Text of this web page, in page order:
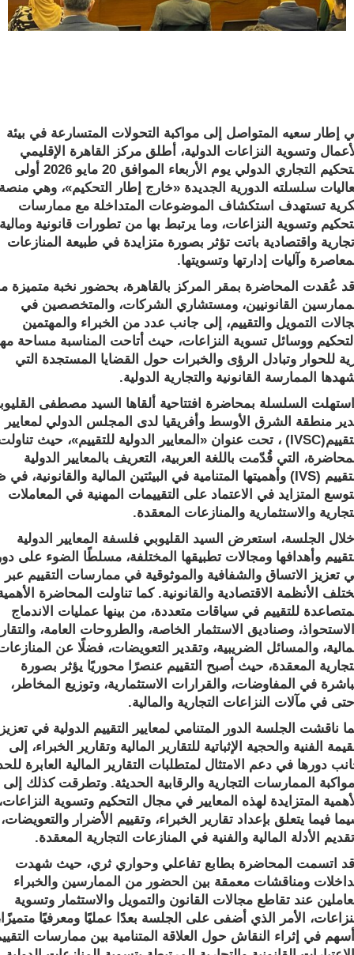
سعيه المتواصل إلى مواكبة التحولات المتسارعة في بيئة
وتسوية النزاعات الدولية، أطلق مركز القاهرة الإقليمي
للتحكيم التجاري الدولي يوم الأربعاء الموافق 20 مايو 2026 أولى
سلسلته الدورية الجديدة «خارج إطار التحكيم»، وهي منصة
تستهدف استكشاف الموضوعات المتداخلة مع ممارسات
وتسوية النزاعات، وما يرتبط بها من تطورات قانونية ومالية
واقتصادية باتت تؤثر بصورة متزايدة في طبيعة المنازعات
وآليات إدارتها وتسويتها.
المحاضرة بمقر المركز بالقاهرة، بحضور نخبة متميزة من
القانونيين، ومستشاري الشركات، والمتخصصين في
التمويل والتقييم، إلى جانب عدد من الخبراء والمهتمين
ووسائل تسوية النزاعات، حيث أتاحت المناسبة مساحة مهنية
وتبادل الرؤى والخبرات حول القضايا المستجدة التي
الممارسة القانونية والتجارية الدولية.
السلسلة بمحاضرة افتتاحية ألقاها السيد مصطفى القليوبي،
الشرق الأوسط وأفريقيا لدى المجلس الدولي لمعايير
(IVSC)، تحت عنوان «المعايير الدولية للتقييم»، حيث تناولت
التي قُدّمت باللغة العربية، التعريف بالمعايير الدولية
(IVS)وأهميتها المتنامية في البيئتين المالية والقانونية، في ظل
المتزايد في الاعتماد على التقييمات المهنية في المعاملات
والاستثمارية والمنازعات المعقدة.
الجلسة، استعرض السيد القليوبي فلسفة المعايير الدولية
وأهدافها ومجالات تطبيقها المختلفة، مسلطًا الضوء على دورها
الاتساق والشفافية والموثوقية في ممارسات التقييم عبر
الأنظمة الاقتصادية والقانونية. كما تناولت المحاضرة الأهمية
للتقييم في سياقات متعددة، من بينها عمليات الاندماج
وصناديق الاستثمار الخاصة، والطروحات العامة، والتقارير
والمسائل الضريبية، وتقدير التعويضات، فضلًا عن المنازعات
المعقدة، حيث أصبح التقييم عنصرًا محوريًا يؤثر بصورة
في المفاوضات، والقرارات الاستثمارية، وتوزيع المخاطر،
مآلات النزاعات التجارية والمالية.
الجلسة الدور المتنامي لمعايير التقييم الدولية في تعزيز
الفنية والحجية الإثباتية للتقارير المالية وتقارير الخبراء، إلى
في دعم الامتثال لمتطلبات التقارير المالية العابرة للحدود
الممارسات التجارية والرقابية الحديثة. وتطرقت كذلك إلى
المتزايدة لهذه المعايير في مجال التحكيم وتسوية النزاعات، ولا
يتعلق بإعداد تقارير الخبراء، وتقييم الأضرار والتعويضات،
الأدلة المالية والفنية في المنازعات التجارية المعقدة.
المحاضرة بطابع تفاعلي وحواري ثري، حيث شهدت
ومناقشات معمقة بين الحضور من الممارسين والخبراء
عند تقاطع مجالات القانون والتمويل والاستثمار وتسوية
الأمر الذي أضفى على الجلسة بعدًا عمليًا ومعرفيًا متميزًا،
في إثراء النقاش حول العلاقة المتنامية بين ممارسات التقييم